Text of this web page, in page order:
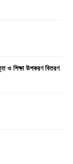
ও শিক্ষা উপকরণ বিতরণ